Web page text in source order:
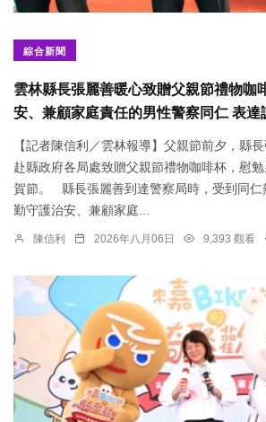
綜合新聞
雲林縣長張麗善暖心致贈父親節禮物咖
安、兼顧家庭責任的男性警察同仁 表達
【記者陳信利／雲林報導】父親節前夕，縣
赴縣政府各局處致贈父親節禮物咖啡杯，慰
賀節。 縣長張麗善到達警察局時，受到同仁
勤守護治安、兼顧家庭...
陳信利 2026年八月06日 9,393 觀看